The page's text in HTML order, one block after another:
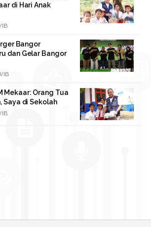
di Hari Anak
Bangor
dan Gelar Bangor
Mekaar: Orang Tua
Saya di Sekolah